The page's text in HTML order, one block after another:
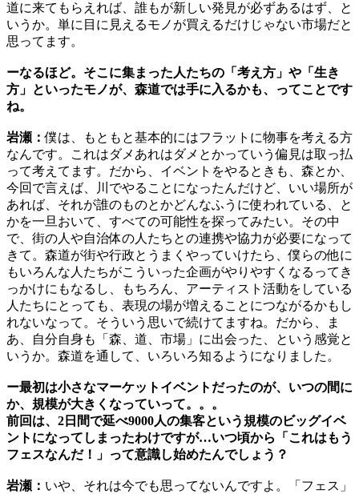
道に来てもらえれば、誰もが新しい発見が必ずあるはず、と
いうか。単に目に見えるモノが買えるだけじゃない市場だと
思ってます。
ーなるほど。そこに集まった人たちの「考え方」や「生き
方」といったモノが、森道では手に入るかも、ってことです
ね。
岩瀬：僕は、もともと基本的にはフラットに物事を考える方
なんです。これはダメあれはダメとかっていう偏見は取っ払
って考えてます。だから、イベントをやるときも、森とか、
今回で言えば、川でやることになったんだけど、いい場所が
あれば、それが誰のものとかどんなふうに使われている、と
かを一旦おいて、すべての可能性を探ってみたい。その中
で、街の人や自治体の人たちとの連携や協力が必要になって
きて。森道が街や行政とうまくやっていけたら、僕らの他に
もいろんな人たちがこういった企画がやりやすくなるってき
っかけにもなるし、もちろん、アーティスト活動をしている
人たちにとっても、表現の場が増えることにつながるかもし
れないなって。そういう思いで続けてますね。だから、ま
あ、自分自身も「森、道、市場」に出会った、という感覚と
いうか。森道を通して、いろいろ知るようになりました。
ー最初は小さなマーケットイベントだったのが、いつの間に
か、規模が大きくなっていって。。。
前回は、2日間で延べ9000人の集客という規模のビッグイベ
ントになってしまったわけですが…いつ頃から「これはもう
フェスなんだ！」って意識し始めたんでしょう？
岩瀬： いや、それは今でも思ってないんですよ。「フェス」